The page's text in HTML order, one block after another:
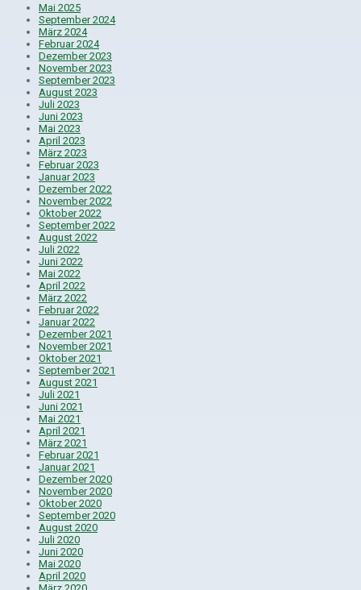
Mai 2025
September 2024
März 2024
Februar 2024
Dezember 2023
November 2023
September 2023
August 2023
Juli 2023
Juni 2023
Mai 2023
April 2023
März 2023
Februar 2023
Januar 2023
Dezember 2022
November 2022
Oktober 2022
September 2022
August 2022
Juli 2022
Juni 2022
Mai 2022
April 2022
März 2022
Februar 2022
Januar 2022
Dezember 2021
November 2021
Oktober 2021
September 2021
August 2021
Juli 2021
Juni 2021
Mai 2021
April 2021
März 2021
Februar 2021
Januar 2021
Dezember 2020
November 2020
Oktober 2020
September 2020
August 2020
Juli 2020
Juni 2020
Mai 2020
April 2020